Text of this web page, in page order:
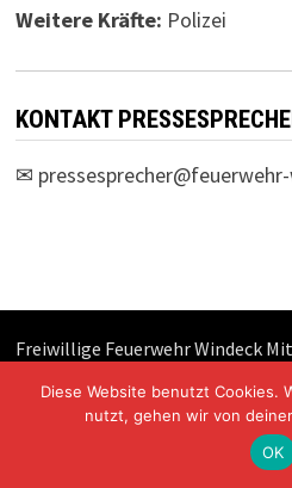
Weitere Kräfte: Polizei
KONTAKT
✉
Freiwillige Feuerwehr Windeck
Diese Website benutzt Cookies.
nutzt, gehen wir von
OK